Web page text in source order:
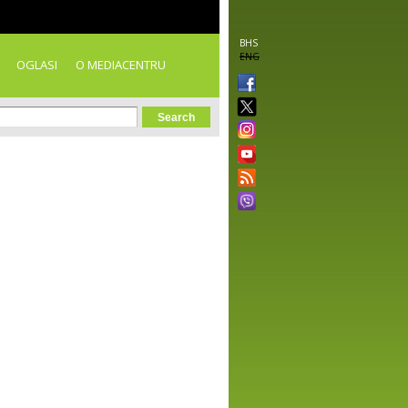
BHS
ENG
OGLASI O MEDIACENTRU